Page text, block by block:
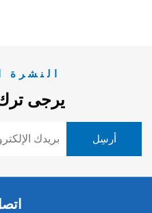
النشرة
يرجى ترك